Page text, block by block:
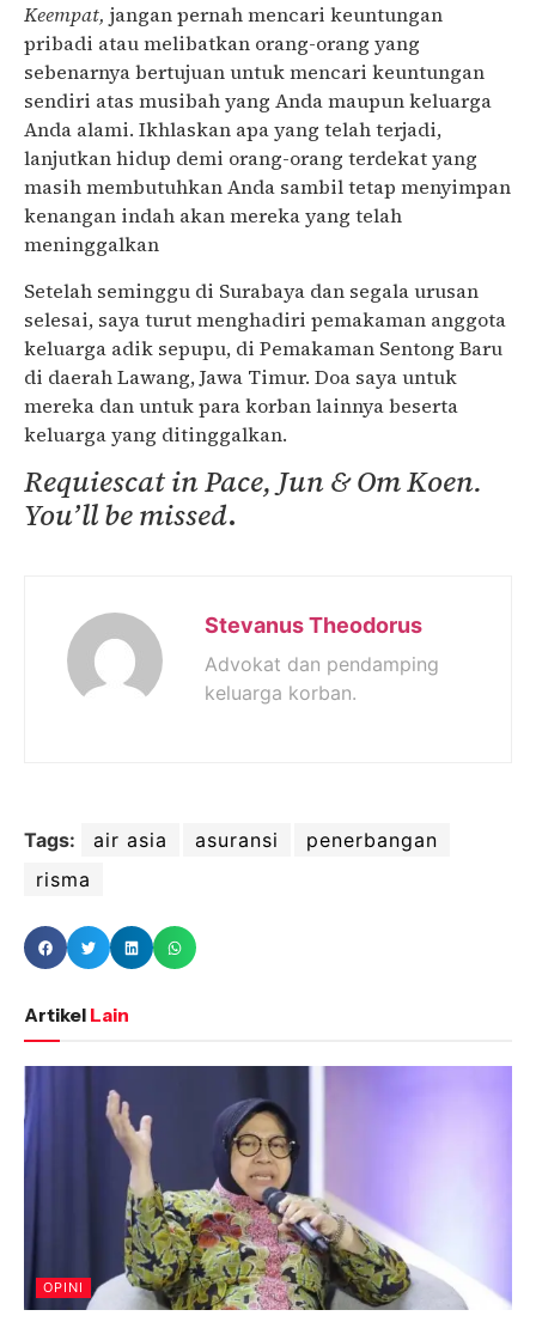
Keempat, jangan pernah mencari keuntungan
pribadi atau melibatkan orang-orang yang
sebenarnya bertujuan untuk mencari keuntungan
sendiri atas musibah yang Anda maupun keluarga
Anda alami. Ikhlaskan apa yang telah terjadi,
lanjutkan hidup demi orang-orang terdekat yang
masih membutuhkan Anda sambil tetap menyimpan
kenangan indah akan mereka yang telah
meninggalkan
Setelah seminggu di Surabaya dan segala urusan
selesai, saya turut menghadiri pemakaman anggota
keluarga adik sepupu, di Pemakaman Sentong Baru
di daerah Lawang, Jawa Timur. Doa saya untuk
mereka dan untuk para korban lainnya beserta
keluarga yang ditinggalkan.
Requiescat inPace, Jun & Om Koen.
You’ll bemissed.
Stevanus Theodorus
Advokat dan pendamping
keluarga korban.
Tags: air asia asuransi
penerbangan
risma
Artikel Lain
OPINI